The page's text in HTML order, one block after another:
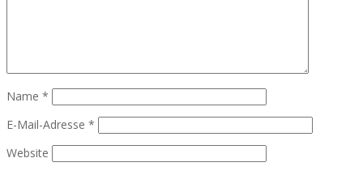
Name *
E-Mail-Adresse *
Website